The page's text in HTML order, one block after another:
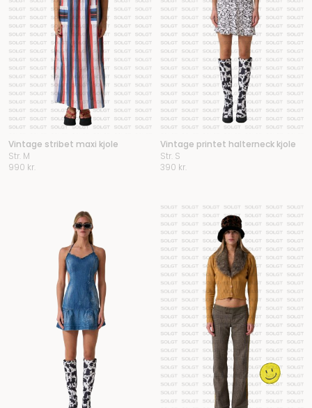
Vintage stribet maxi kjole
Str. M
990 kr.
Vintage printet halterneck kjole
Str. S
390 kr.